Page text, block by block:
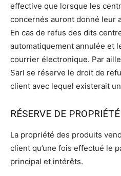
effective que lorsque les
concernés auront donné leur
En cas de refus des dits
automatiquement annulée et
courrier électronique. Par
Sarl se réserve le droit de
client avec lequel existerait
RÉSERVE DE PROPRIÉTÉ
La propriété des produits
client qu’une fois effectué le
principal et intérêts.